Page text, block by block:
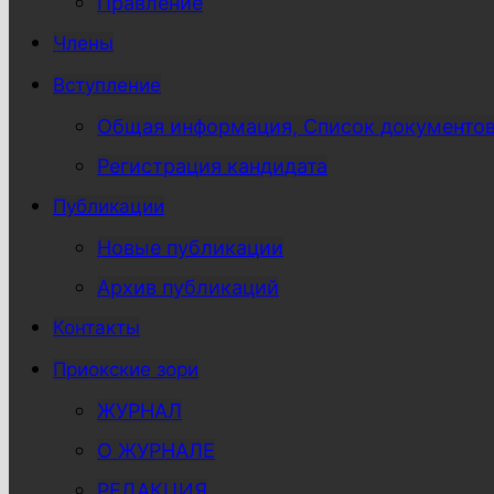
Члены
Вступление
Общая информация, Список
Регистрация кандидата
Публикации
Новые публикации
Архив публикаций
Контакты
Приокские зори
ЖУРНАЛ
О ЖУРНАЛЕ